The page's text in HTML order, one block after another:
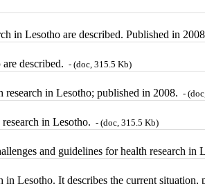
in Lesotho are described. Published in
described. - (doc, 315.5 Kb)
in Lesotho; published in 2008. -
in Lesotho. - (doc, 315.5 Kb)
and guidelines for health research in
Lesotho. It describes the current